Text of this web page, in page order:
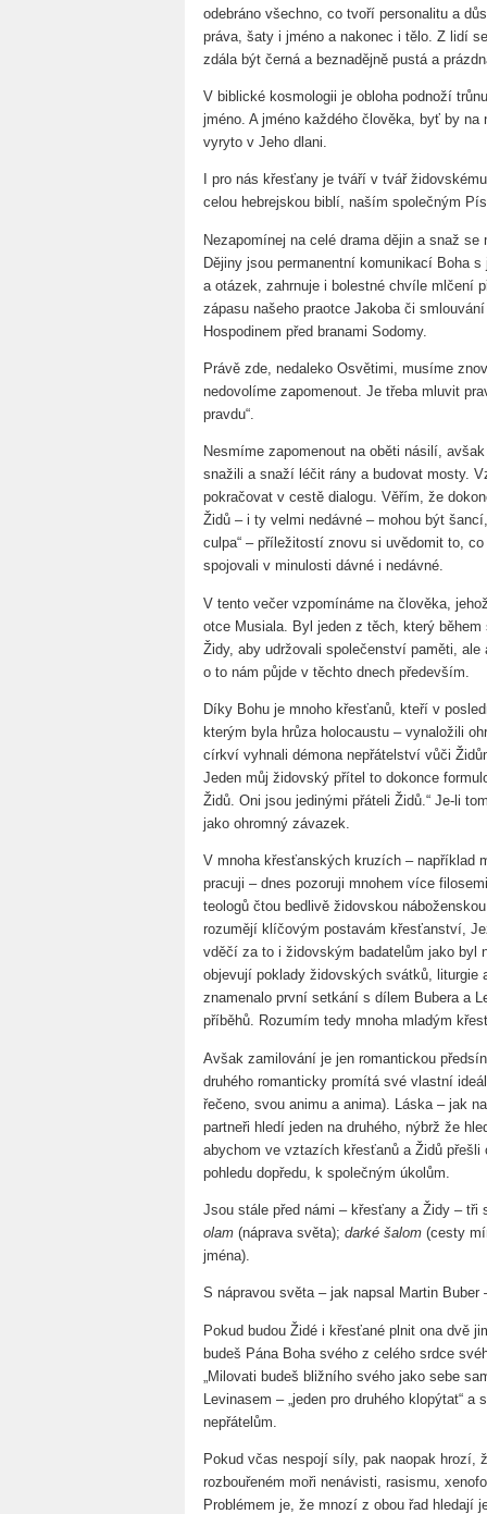
odebráno všechno, co tvoří personalitu a
práva, šaty i jméno a nakonec i tělo. Z lidí
zdála být černá a beznadějně pustá a
V biblické kosmologii je obloha podnoží
jméno. A jméno každého člověka, byť by
vyryto v Jeho dlani.
I pro nás křesťany je tváří v tvář
celou hebrejskou biblí, naším společným
Nezapomínej na celé drama dějin a snaž
Dějiny jsou permanentní komunikací Boha
a otázek, zahrnuje i bolestné chvíle mlčení
zápasu našeho praotce Jakoba či
Hospodinem před branami Sodomy.
Právě zde, nedaleko Osvětimi, musíme
nedovolíme zapomenout. Je třeba mluvit
pravdu“.
Nesmíme zapomenout na oběti násilí,
snažili a snaží léčit rány a budovat mosty.
pokračovat v cestě dialogu. Věřím, že
Židů – i ty velmi nedávné – mohou být
culpa“ – příležitostí znovu si uvědomit to,
spojovali v minulosti dávné i nedávné.
V tento večer vzpomínáme na člověka,
otce Musiala. Byl jeden z těch, který
Židy, aby udržovali společenství paměti,
o to nám půjde v těchto dnech především.
Díky Bohu je mnoho křesťanů, kteří v
kterým byla hrůza holocaustu – vynaložili
církví vyhnali démona nepřátelství vůči
Jeden můj židovský přítel to dokonce
Židů. Oni jsou jedinými přáteli Židů.“ Je-li
jako ohromný závazek.
V mnoha křesťanských kruzích – například
pracuji – dnes pozoruji mnohem více
teologů čtou bedlivě židovskou
rozumějí klíčovým postavám křesťanství,
vděčí za to i židovským badatelům jako byl
objevují poklady židovských svátků, liturgie
znamenalo první setkání s dílem Bubera a
příběhů. Rozumím tedy mnoha mladým
Avšak zamilování je jen romantickou
druhého romanticky promítá své vlastní
řečeno, svou animu a anima). Láska – jak
partneři hledí jeden na druhého, nýbrž že
abychom ve vztazích křesťanů a Židů
pohledu dopředu, k společným úkolům.
Jsou stále před námi – křesťany a Židy –
olam (náprava světa); darké šalom (cesty
jména).
S nápravou světa – jak napsal Martin
Pokud budou Židé i křesťané plnit ona dvě
budeš Pána Boha svého z celého srdce
„Milovati budeš bližního svého jako sebe
Levinasem – „jeden pro druhého klopýtat“
nepřátelům.
Pokud včas nespojí síly, pak naopak hrozí,
rozbouřeném moři nenávisti, rasismu,
Problémem je, že mnozí z obou řad hledají